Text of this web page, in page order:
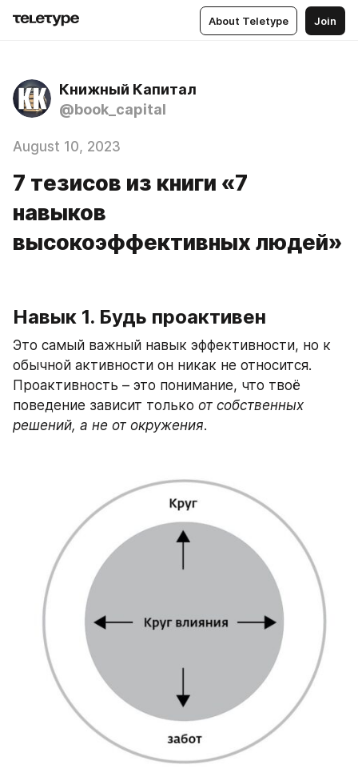
About Teletype Join
Книжный Капитал
@book_capital
August 10, 2023
7 тезисов из книги «7
навыков
высокоэффективных людей»
Навык 1. Будь проактивен
Это самый важный навык эффективности, но к
обычной активности он никак не относится.
Проактивность – это понимание, что твоё
поведение зависит только от собственных
решений, а не от окружения.